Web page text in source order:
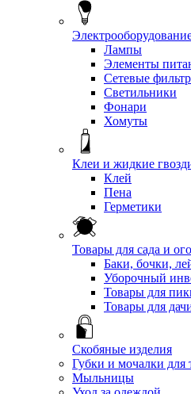
Лампы
Элементы
Сетевые
Светильники
Фонари
Хомуты
Клеи и жидкие
Клей
Пена
Герметики
Товары для сада и
Баки, бочки,
Уборочный
Товары для
Товары для
Скобяные изделия
Губки и мочалки для
Мыльницы